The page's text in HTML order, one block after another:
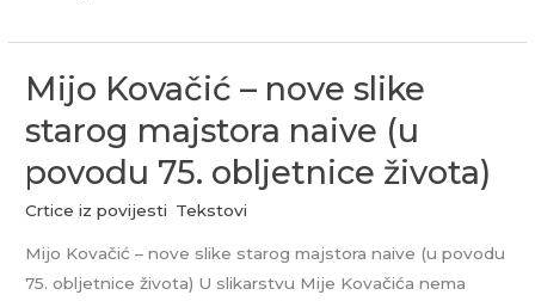
Mijo Kovačić – nove slike
starog majstora naive (u
povodu 75. obljetnice života)
Crtice iz povijesti Tekstovi
Mijo Kovačić – nove slike starog majstora naive (u povodu
75. obljetnice života) U slikarstvu Mije Kovačića nema
Mijo
Kovačić
–
nove
slike
majstora
naive